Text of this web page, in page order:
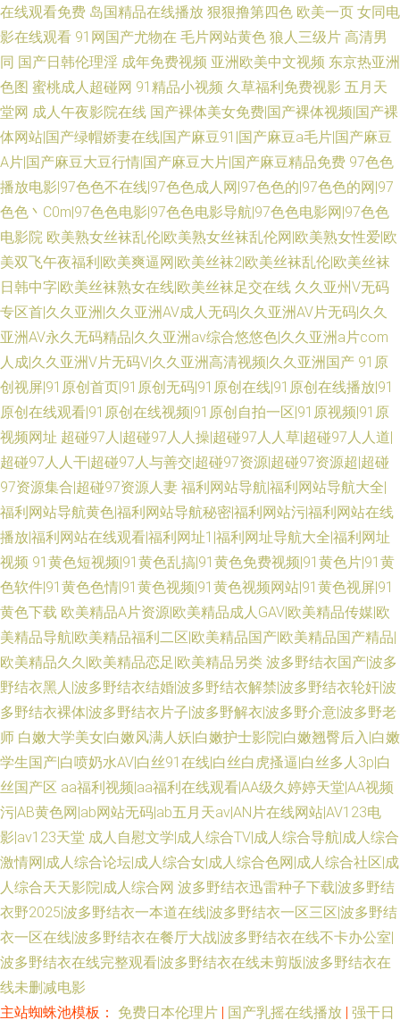
在线观看免费 岛国精品在线播放 狠狠撸第四色 欧美一页 女同电
影在线观看 91网国产尤物在 毛片网站黄色 狼人三级片 高清男
同 国产日韩伦理淫 成年免费视频 亚洲欧美中文视频 东京热亚洲
色图 蜜桃成人超碰网 91精品小视频 久草福利免费视影 五月天
堂网 成人午夜影院在线 国产裸体美女免费|国产裸体视频|国产裸
体网站|国产绿帽娇妻在线|国产麻豆91|国产麻豆a毛片|国产麻豆
A片|国产麻豆大豆行情|国产麻豆大片|国产麻豆精品免费 97色色
播放电影|97色色不在线|97色色成人网|97色色的|97色色的网|97
色色丶C0m|97色色电影|97色色电影导航|97色色电影网|97色色
电影院 欧美熟女丝袜乱伦|欧美熟女丝袜乱伦网|欧美熟女性爱|欧
美双飞午夜福利|欧美爽逼网|欧美丝袜2|欧美丝袜乱伦|欧美丝袜
日韩中字|欧美丝袜熟女在线|欧美丝袜足交在线 久久亚州Ⅴ无码
专区首|久久亚洲|久久亚洲AV成人无码|久久亚洲AV片无码|久久
亚洲AV永久无码精品|久久亚洲av综合悠悠色|久久亚洲a片com
人成|久久亚洲V片无码V|久久亚洲高清视频|久久亚洲国产 91原
创视屏|91原创首页|91原创无码|91原创在线|91原创在线播放|91
原创在线观看|91原创在线视频|91原创自拍一区|91原视频|91原
视频网址 超碰97人|超碰97人人操|超碰97人人草|超碰97人人道|
超碰97人人干|超碰97人与善交|超碰97资源|超碰97资源超|超碰
97资源集合|超碰97资源人妻 福利网站导航|福利网站导航大全|
福利网站导航黄色|福利网站导航秘密|福利网站污|福利网站在线
播放|福利网站在线观看|福利网址1|福利网址导航大全|福利网址
视频 91黄色短视频|91黄色乱搞|91黄色免费视频|91黄色片|91黄
色软件|91黄色色情|91黄色视频|91黄色视频网站|91黄色视屏|91
黄色下载 欧美精品A片资源|欧美精品成人GAV|欧美精品传媒|欧
美精品导航|欧美精品福利二区|欧美精品国产|欧美精品国产精品|
欧美精品久久|欧美精品恋足|欧美精品另类 波多野结衣国产|波多
野结衣黑人|波多野结衣结婚|波多野结衣解禁|波多野结衣轮奸|波
多野结衣裸体|波多野结衣片子|波多野解衣|波多野介意|波多野老
师 白嫩大学美女|白嫩风满人妖|白嫩护士影院|白嫩翘臀后入|白嫩
学生国产|白喷奶水AV|白丝91在线|白丝白虎搔逼|白丝多人3p|白
丝国产区 aa福利视频|aa福利在线观看|AA级久婷婷天堂|AA视频
污|AB黄色网|ab网站无码|ab五月天av|AN片在线网站|AV123电
影|av123天堂 成人自慰文学|成人综合TV|成人综合导航|成人综合
激情网|成人综合论坛|成人综合女|成人综合色网|成人综合社区|成
人综合天天影院|成人综合网 波多野结衣迅雷种子下载|波多野结
衣野2025|波多野结衣一本道在线|波多野结衣一区三区|波多野结
衣一区在线|波多野结衣在餐厅大战|波多野结衣在线不卡办公室|
波多野结衣在线完整观看|波多野结衣在线未剪版|波多野结衣在
线未删减电影
主站蜘蛛池模板： 免费日本伦理片 | 国产乳摇在线播放 | 强干日